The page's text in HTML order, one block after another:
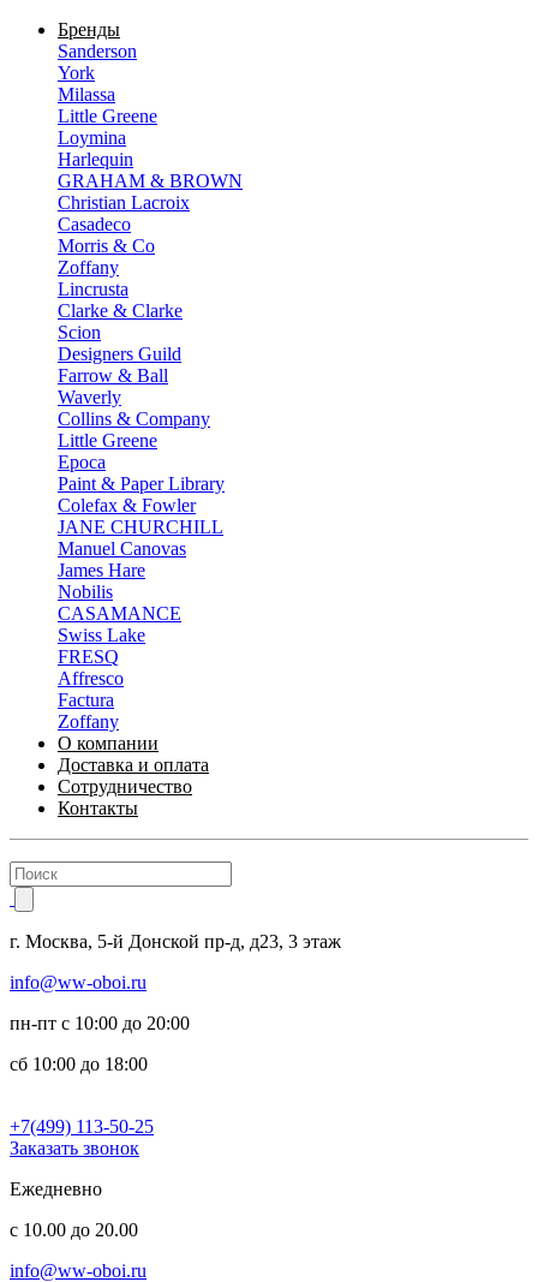
Бренды
Sanderson
York
Milassa
Little Greene
Loymina
Harlequin
GRAHAM & BROWN
Christian Lacroix
Casadeco
Morris & Co
Zoffany
Lincrusta
Clarke & Clarke
Scion
Designers Guild
Farrow & Ball
Waverly
Collins & Company
Little Greene
Epoca
Paint & Paper Library
Colefax & Fowler
JANE CHURCHILL
Manuel Canovas
James Hare
Nobilis
CASAMANCE
Swiss Lake
FRESQ
Affresco
Factura
Zoffany
О компании
Доставка и оплата
Сотрудничество
Контакты
г. Москва, 5-й Донской пр-д, д23, 3 этаж
info@ww-oboi.ru
пн-пт с 10:00 до 20:00
сб 10:00 до 18:00
+7(499) 113-50-25
Заказать звонок
Ежедневно
с 10.00 до 20.00
info@ww-oboi.ru